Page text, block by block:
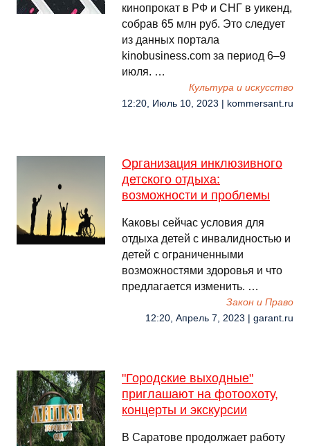
кинопрокат в РФ и СНГ в уикенд,
собрав 65 млн руб. Это следует
из данных портала
kinobusiness.com за период 6–9
июля. …
Культура и искусство
12:20, Июль 10, 2023 | kommersant.ru
Организация инклюзивного
детского отдыха:
возможности и проблемы
Каковы сейчас условия для
отдыха детей с инвалидностью и
детей с ограниченными
возможностями здоровья и что
предлагается изменить. …
Закон и Право
12:20, Апрель 7, 2023 | garant.ru
"Городские выходные"
приглашают на фотоохоту,
концерты и экскурсии
В Саратове продолжает работу